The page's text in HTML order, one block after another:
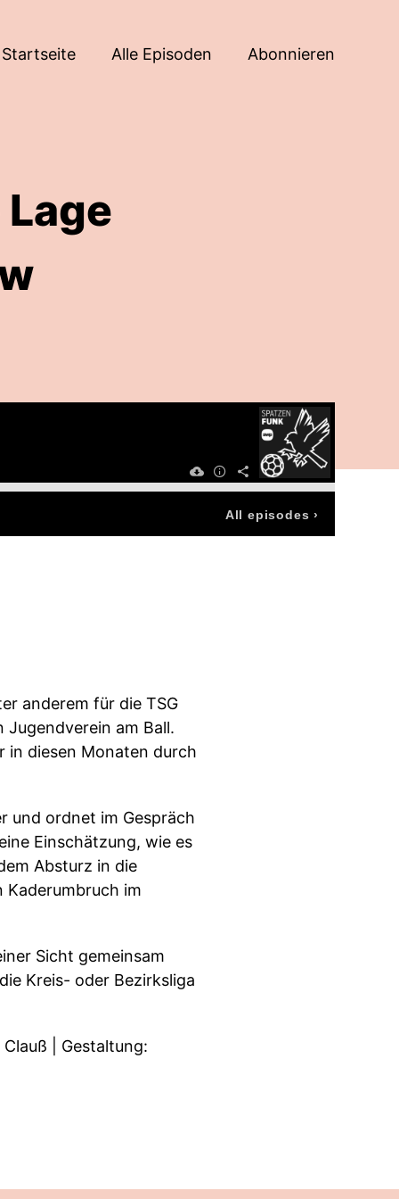
Startseite Alle Episoden Abonnieren
All episodes ›
anderem für die TSG
Jugendverein am Ball.
in diesen Monaten durch
und ordnet im Gespräch
Einschätzung, wie es
Absturz in die
Kaderumbruch im
Sicht gemeinsam
Kreis- oder Bezirksliga
| Gestaltung: